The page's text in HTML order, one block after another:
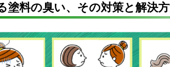
塗料の臭い、その対策と解決